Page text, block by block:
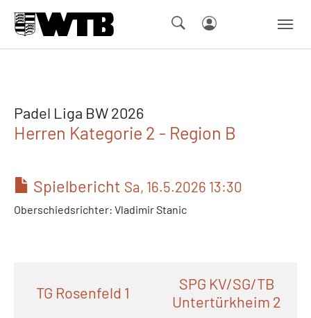
Padel Liga BW 2026
Herren Kategorie 2 - Region B
Spielbericht Sa, 16.5.2026 13:30
Oberschiedsrichter: Vladimir Stanic
TG Rosenfeld 1
SPG KV/SG/TB
Untertürkheim 2